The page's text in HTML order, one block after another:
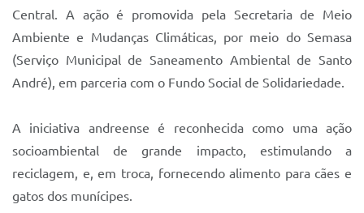
Portal da Educação
Quadra Fiscal
SIC
Autarquias
Central. A ação é promovida pela Secretaria de Meio
Ambiente e Mudanças Climáticas, por meio do Semasa
(Serviço Municipal de Saneamento Ambiental de Santo
André), em parceria com o Fundo Social de Solidariedade.
A iniciativa andreense é reconhecida como uma ação
socioambiental de grande impacto, estimulando a
reciclagem, e, em troca, fornecendo alimento para cães e
gatos dos munícipes.